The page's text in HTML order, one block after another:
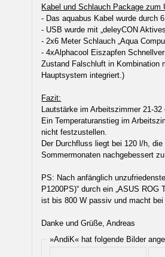
Kabel und Schlauch Package zum
- Das aquabus Kabel wurde durch
- USB wurde mit „deleyCON
- 2x6 Meter Schlauch „Aqua
- 4xAlphacool Eiszapfen
Zustand Falschluft in Kombination
Hauptsystem integriert.)
Fazit:
Lautstärke im Arbeitszimmer 21-
Ein Temperaturanstieg im
nicht festzustellen.
Der Durchfluss liegt bei 120 l/h,
Sommermonaten nachgebessert
PS: Nach anfänglich
P1200PS)“ durch ein „ASUS
ist bis 800 W passiv und macht
Danke und Grüße, Andreas
»AndiK« hat folgende Bilder